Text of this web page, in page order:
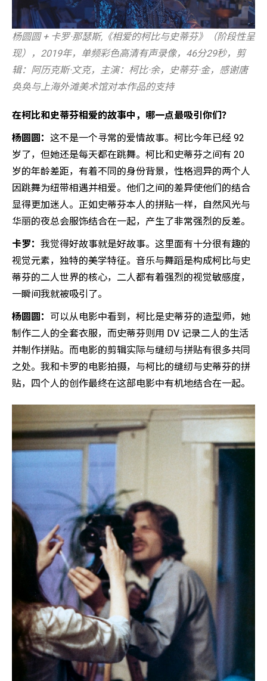
杨圆圆 + 卡罗·那瑟斯,《相爱的柯比与史蒂芬》（阶段性呈
现），2019年，单频彩色高清有声录像，46分29秒，剪
辑：阿历克斯·文克，主演：柯比·余，史蒂芬·金，感谢唐
奂奂与上海外滩美术馆对本作品的支持
在柯比和史蒂芬相爱的故事中，哪一点最吸引你们？
杨圆圆： 这不是一个寻常的爱情故事。柯比今年已经 92
岁了，但她还是每天都在跳舞。柯比和史蒂芬之间有 20
岁的年龄差距，有着不同的身份背景，性格迥异的两个人
因跳舞为纽带相遇并相爱。他们之间的差异使他们的结合
显得更加迷人。正如史蒂芬本人的拼贴一样，自然风光与
华丽的夜总会服饰结合在一起，产生了非常强烈的反差。
卡罗： 我觉得好故事就是好故事。这里面有十分很有趣的
视觉元素，独特的美学特征。音乐与舞蹈是构成柯比与史
蒂芬的二人世界的核心，二人都有着强烈的视觉敏感度，
一瞬间我就被吸引了。
杨圆圆： 可以从电影中看到，柯比是史蒂芬的造型师，她
制作二人的全套衣服，而史蒂芬则用 DV 记录二人的生活
并制作拼贴。而电影的剪辑实际与缝纫与拼贴有很多共同
之处。我和卡罗的电影拍摄，与柯比的缝纫与史蒂芬的拼
贴，四个人的创作最终在这部电影中有机地结合在一起。